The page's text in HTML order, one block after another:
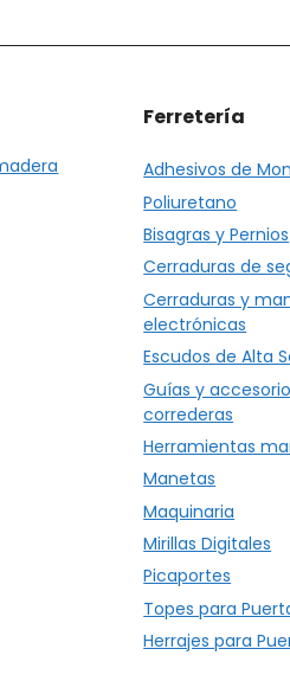
Ferretería
Adhesivos de
Poliuretano
Bisagras y Pernios
Cerraduras de
Cerraduras y
electrónicas
Escudos de Alta
Guías y
correderas
Herramientas
Manetas
Maquinaria
Mirillas Digitales
Picaportes
Topes para
Herrajes para